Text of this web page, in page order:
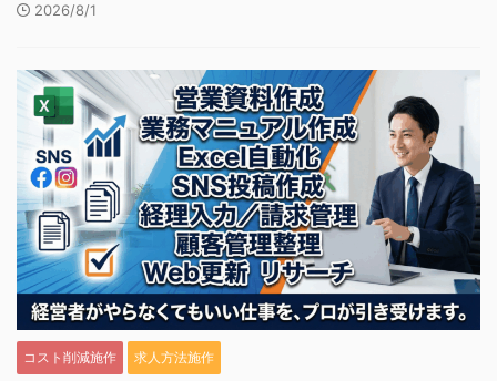
2026/8/1
コスト削減施作 求人方法施作